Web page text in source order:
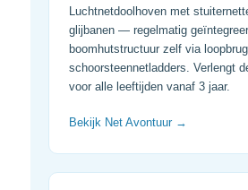
Luchtnetdoolhoven met
glijbanen — regelmatig
boomhutstructuur zelf via
schoorsteen­netladders. Verlengt
voor alle leeftijden vanaf 3 jaar.
Bekijk Net Avontuur →